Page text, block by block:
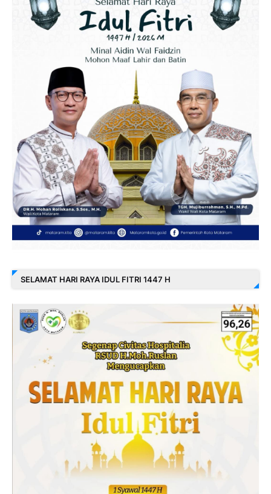
SELAMAT HARI RAYA IDUL FITRI 1447 H